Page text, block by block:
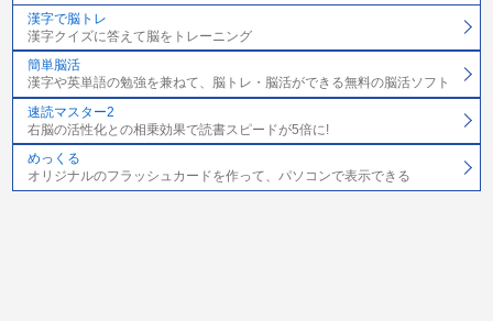
漢字で脳トレ
漢字クイズに答えて脳をトレーニング
簡単脳活
漢字や英単語の勉強を兼ねて、脳トレ・脳活ができる無料の脳活ソフト
速読マスター2
右脳の活性化との相乗効果で読書スピードが5倍に!
めっくる
オリジナルのフラッシュカードを作って、パソコンで表示できる